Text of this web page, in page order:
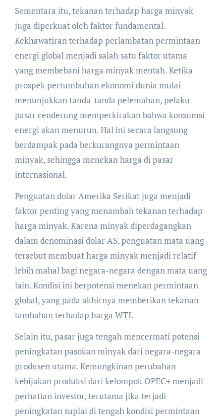
Sementara itu, tekanan terhadap harga minyak
juga diperkuat oleh faktor fundamental.
Kekhawatiran terhadap perlambatan permintaan
energi global menjadi salah satu faktor utama
yang membebani harga minyak mentah. Ketika
prospek pertumbuhan ekonomi dunia mulai
menunjukkan tanda-tanda pelemahan, pelaku
pasar cenderung memperkirakan bahwa konsumsi
energi akan menurun. Hal ini secara langsung
berdampak pada berkurangnya permintaan
minyak, sehingga menekan harga di pasar
internasional.
Penguatan dolar Amerika Serikat juga menjadi
faktor penting yang menambah tekanan terhadap
harga minyak. Karena minyak diperdagangkan
dalam denominasi dolar AS, penguatan mata uang
tersebut membuat harga minyak menjadi relatif
lebih mahal bagi negara-negara dengan mata uang
lain. Kondisi ini berpotensi menekan permintaan
global, yang pada akhirnya memberikan tekanan
tambahan terhadap harga WTI.
Selain itu, pasar juga tengah mencermati potensi
peningkatan pasokan minyak dari negara-negara
produsen utama. Kemungkinan perubahan
kebijakan produksi dari kelompok OPEC+ menjadi
perhatian investor, terutama jika terjadi
peningkatan suplai di tengah kondisi permintaan